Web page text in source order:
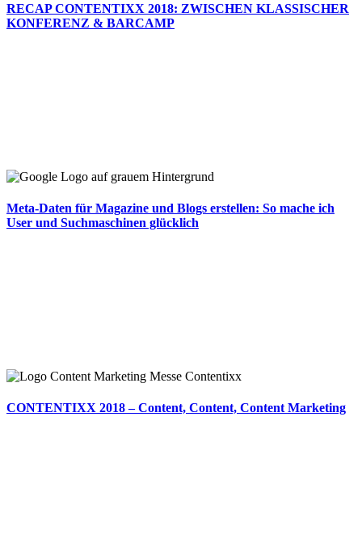
RECAP CONTENTIXX 2018: ZWISCHEN KLASSISCHER
KONFERENZ & BARCAMP
Meta-Daten für Magazine und Blogs erstellen: So mache ich
User und Suchmaschinen glücklich
CONTENTIXX 2018 – Content, Content, Content Marketing